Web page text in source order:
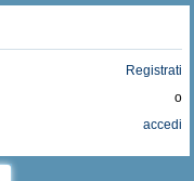
Registrati
o
accedi